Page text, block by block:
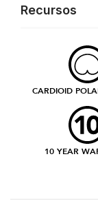
Recursos
CARDIOID
10 YEAR